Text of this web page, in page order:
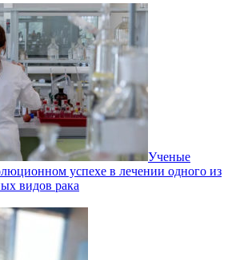
Ученые
успехе в лечении одного из
видов рака